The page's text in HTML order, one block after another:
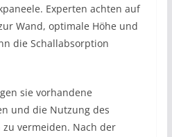
Experten achten auf
Wand, optimale Höhe und
die Schallabsorption
sie vorhandene
und die Nutzung des
zu vermeiden. Nach der